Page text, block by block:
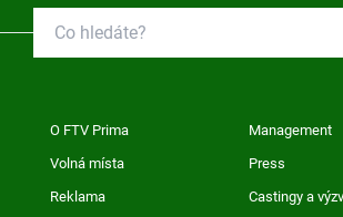
O FTV Prima Management
Volná místa Press
Reklama Castingy a